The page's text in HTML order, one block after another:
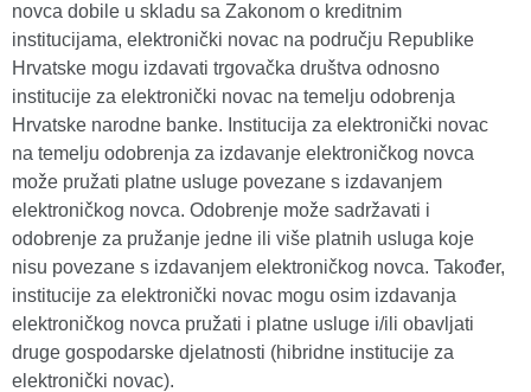
novca dobile u skladu sa Zakonom o kreditnim
institucijama, elektronički novac na području Republike
Hrvatske mogu izdavati trgovačka društva odnosno
institucije za elektronički novac na temelju odobrenja
Hrvatske narodne banke. Institucija za elektronički novac
na temelju odobrenja za izdavanje elektroničkog novca
može pružati platne usluge povezane s izdavanjem
elektroničkog novca. Odobrenje može sadržavati i
odobrenje za pružanje jedne ili više platnih usluga koje
nisu povezane s izdavanjem elektroničkog novca. Također,
institucije za elektronički novac mogu osim izdavanja
elektroničkog novca pružati i platne usluge i/ili obavljati
druge gospodarske djelatnosti (hibridne institucije za
elektronički novac).